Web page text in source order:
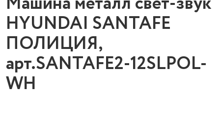
HYUNDAI SANTAFE
ПОЛИЦИЯ,
арт.SANTAFE2-12SLPOL-
WH